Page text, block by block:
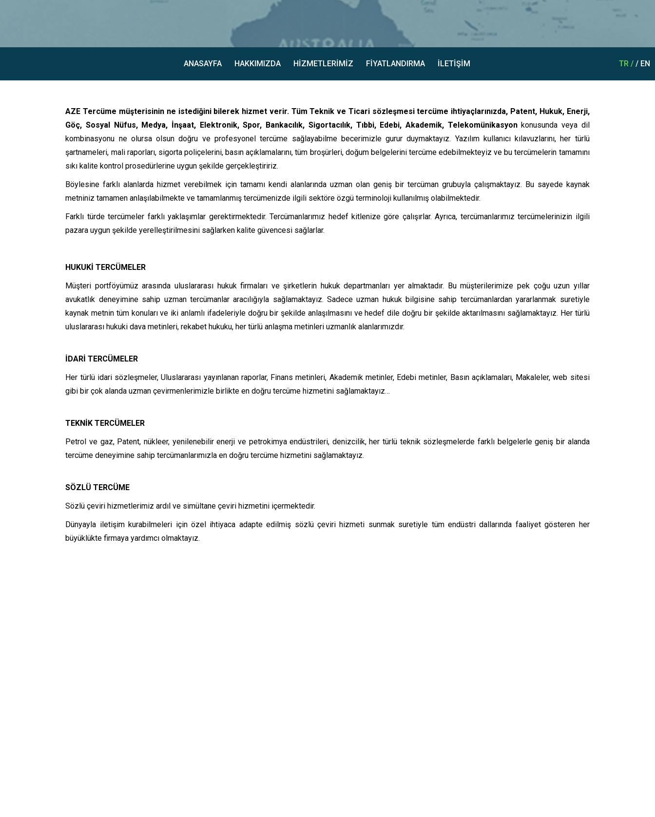
ANASAYFA HAKKIMIZDA HİZMETLERİMİZ FİYATLANDIRMA İLETİŞİM TR / / EN
AZE Tercüme müşterisinin ne istediğini bilerek hizmet verir. Tüm Teknik ve Ticari sözleşmesi tercüme ihtiyaçlarınızda, Patent, Hukuk, Enerji,
Göç, Sosyal Nüfus, Medya, İnşaat, Elektronik, Spor, Bankacılık, Sigortacılık, Tıbbi, Edebi, Akademik, Telekomünikasyonkonusunda veya dil
kombinasyonu ne olursa olsun doğru ve profesyonel tercüme sağlayabilme becerimizle gurur duymaktayız. Yazılım kullanıcı kılavuzlarını, her türlü
şartnameleri, mali raporları, sigorta poliçelerini, basın açıklamalarını, tüm broşürleri, doğum belgelerini tercüme edebilmekteyiz ve bu tercümelerin tamamını
sıkı kalite kontrol prosedürlerine uygun şekilde gerçekleştiririz.
Böylesine farklı alanlarda hizmet verebilmek için tamamı kendi alanlarında uzman olan geniş bir tercüman grubuyla çalışmaktayız. Bu sayede kaynak
metniniz tamamen anlaşılabilmekte ve tamamlanmış tercümenizde ilgili sektöre özgü terminoloji kullanılmış olabilmektedir.
Farklı türde tercümeler farklı yaklaşımlar gerektirmektedir. Tercümanlarımız hedef kitlenize göre çalışırlar. Ayrıca, tercümanlarımız tercümelerinizin ilgili
pazara uygun şekilde yerelleştirilmesini sağlarken kalite güvencesi sağlarlar.
HUKUKİ TERCÜMELER
Müşteri portföyümüz arasında uluslararası hukuk firmaları ve şirketlerin hukuk departmanları yer almaktadır. Bu müşterilerimize pek çoğu uzun yıllar
avukatlık deneyimine sahip uzman tercümanlar aracılığıyla sağlamaktayız. Sadece uzman hukuk bilgisine sahip tercümanlardan yararlanmak suretiyle
kaynak metnin tüm konuları ve iki anlamlı ifadeleriyle doğru bir şekilde anlaşılmasını ve hedef dile doğru bir şekilde aktarılmasını sağlamaktayız. Her türlü
uluslararası hukuki dava metinleri, rekabet hukuku, her türlü anlaşma metinleri uzmanlık alanlarımızdır.
İDARİ TERCÜMELER
Her türlü idari sözleşmeler, Uluslararası yayınlanan raporlar, Finans metinleri, Akademik metinler, Edebi metinler, Basın açıklamaları, Makaleler, web sitesi
gibi bir çok alanda uzman çevirmenlerimizle birlikte en doğru tercüme hizmetini sağlamaktayız…
TEKNİK TERCÜMELER
Petrol ve gaz, Patent, nükleer, yenilenebilir enerji ve petrokimya endüstrileri, denizcilik, her türlü teknik sözleşmelerde farklı belgelerle geniş bir alanda
tercüme deneyimine sahip tercümanlarımızla en doğru tercüme hizmetini sağlamaktayız.
SÖZLÜ TERCÜME
Sözlü çeviri hizmetlerimiz ardıl ve simültane çeviri hizmetini içermektedir.
Dünyayla iletişim kurabilmeleri için özel ihtiyaca adapte edilmiş sözlü çeviri hizmeti sunmak suretiyle tüm endüstri dallarında faaliyet gösteren her
büyüklükte firmaya yardımcı olmaktayız.